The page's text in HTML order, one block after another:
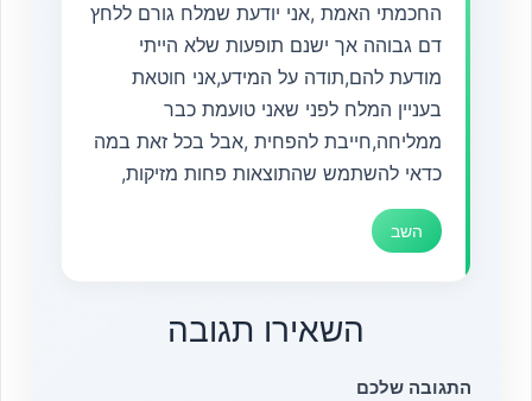
החכמתי האמת ,אני יודעת שמלח גורם ללחץ
דם גבוהה אך ישנם תופעות שלא הייתי
מודעת להם,תודה על המידע,אני חוטאת
בעניין המלח לפני שאני טועמת כבר
ממליחה,חייבת להפחית ,אבל בכל זאת במה
כדאי להשתמש שהתוצאות פחות מזיקות,
השב
השאירו תגובה
התגובה שלכם